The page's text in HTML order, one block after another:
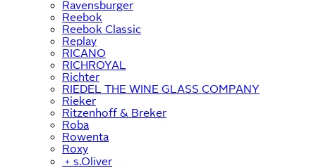
Ravensburger
Reebok
Reebok Classic
Replay
RICANO
RICHROYAL
Richter
RIEDEL THE WINE GLASS COMPANY
Rieker
Ritzenhoff & Breker
Roba
Rowenta
Roxy
﹢ s.Oliver